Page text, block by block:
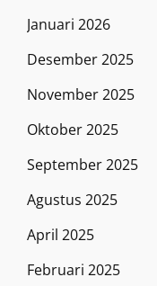
Januari 2026
Desember 2025
November 2025
Oktober 2025
September 2025
Agustus 2025
April 2025
Februari 2025